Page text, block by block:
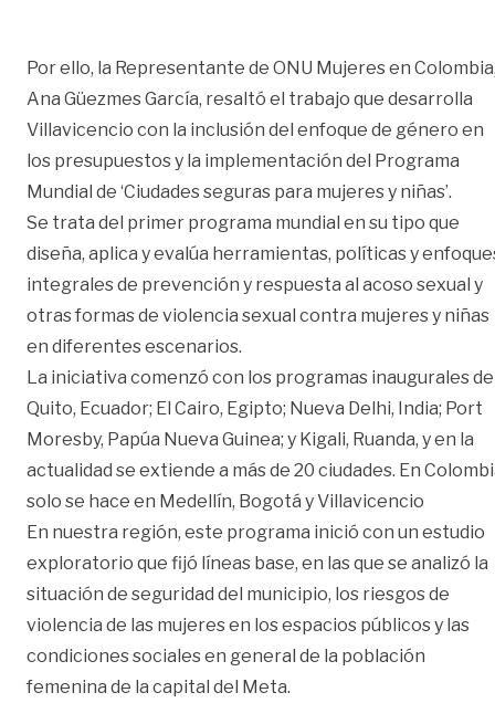
Por ello, la Representante de ONU Mujeres en
Ana Güezmes García, resaltó el trabajo que desarrolla
Villavicencio con la inclusión del enfoque de género en
los presupuestos y la implementación del Programa
Mundial de ‘Ciudades seguras para mujeres y niñas’.
Se trata del primer programa mundial en su tipo que
diseña, aplica y evalúa herramientas, políticas y
integrales de prevención y respuesta al acoso sexual y
otras formas de violencia sexual contra mujeres y niñas
en diferentes escenarios.
La iniciativa comenzó con los programas inaugurales de
Quito, Ecuador; El Cairo, Egipto; Nueva Delhi, India; Port
Moresby, Papúa Nueva Guinea; y Kigali, Ruanda, y en la
actualidad se extiende a más de 20 ciudades. En
solo se hace en Medellín, Bogotá y Villavicencio
En nuestra región, este programa inició con un estudio
exploratorio que fijó líneas base, en las que se analizó la
situación de seguridad del municipio, los riesgos de
violencia de las mujeres en los espacios públicos y las
condiciones sociales en general de la población
femenina de la capital del Meta.